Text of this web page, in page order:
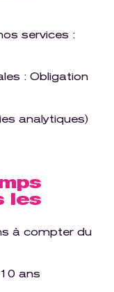
services :
: Obligation
analytiques)
les
à compter du
ans